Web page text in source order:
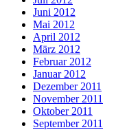
Juni 2012
Mai 2012
April 2012
März 2012
Februar 2012
Januar 2012
Dezember 2011
November 2011
Oktober 2011
September 2011